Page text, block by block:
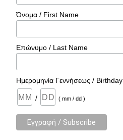
Όνομα / First Name
Επώνυμο / Last Name
Ημερομηνία Γεννήσεως / Birthday
/ ( mm / dd )